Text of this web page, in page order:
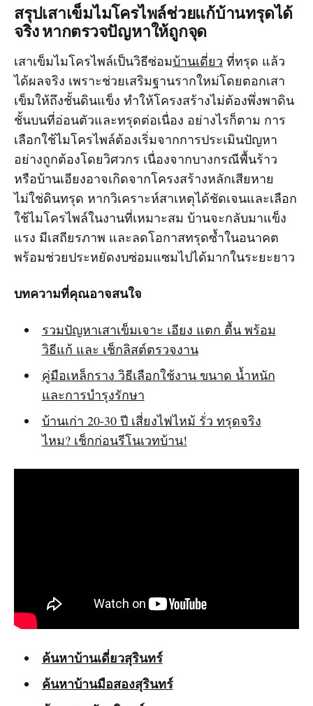
สรุปเสาเข็มไมโครไพล์ช่วยแก้บ้านทรุดได้
จริง หากตรวจปัญหาให้ถูกจุด
เสาเข็มไมโครไพล์เป็นวิธีซ่อมบ้านเดี่ยว ที่ทรุด แล้ว
ได้ผลจริง เพราะช่วยเสริมฐานรากใหม่โดยตอกเสา
เข็มให้ถึงชั้นดินแข็ง ทำให้โครงสร้างไม่ต้องพึ่งพาดิน
ชั้นบนที่อ่อนตัวและทรุดต่อเนื่อง อย่างไรก็ตาม การ
เลือกใช้ไมโครไพล์ต้องเริ่มจากการประเมินปัญหา
อย่างถูกต้องโดยวิศวกร เนื่องจากบางกรณีพื้นร้าว
หรือบ้านเอียงอาจเกิดจากโครงสร้างหลักเสียหาย
ไม่ใช่ดินทรุด หากวิเคราะห์สาเหตุได้ชัดเจนและเลือก
ใช้ไมโครไพล์ในงานที่เหมาะสม บ้านจะกลับมาแข็ง
แรง มีเสถียรภาพ และลดโอกาสทรุดซ้ำในอนาคต
พร้อมช่วยประหยัดงบซ่อมแซมไปได้มากในระยะยาว
บทความที่คุณอาจสนใจ
รวมปัญหาเสาเข็มเจาะ เอียง แตก ตื้น พร้อม
วิธีแก้ และ เช็กลิสต์ตรวจงาน
คู่มือเหล็กราง วิธีเลือกใช้งาน ขนาด น้ำหนัก
และการบำรุงรักษา
บ้านเก่า 20-30 ปี เสี่ยงไฟไหม้ รั่ว ทรุดจริง
ไหม? เช็กก่อนรีโนเวทบ้าน!
ค้นหาบ้านเดี่ยวสุรินทร์
ค้นหาบ้านมือสองสุรินทร์